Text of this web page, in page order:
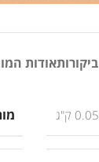
אודות
0.05 ק"ג